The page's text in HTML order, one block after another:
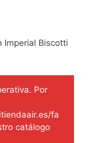
Imperial Biscotti
Por
fa
catálogo